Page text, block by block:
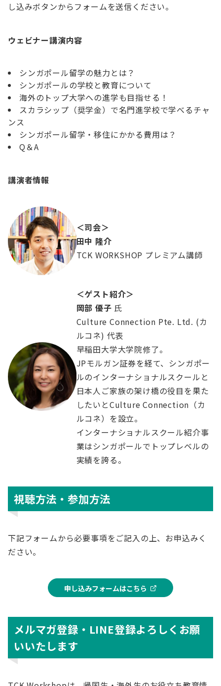
し込みボタンからフォームを送信ください。
ウェビナー講演内容
シンガポール留学の魅力とは？
シンガポールの学校と教育について
海外のトップ大学への進学も目指せる！
スカラシップ（奨学金）で名門進学校で学べるチャ
ンス
シンガポール留学・移住にかかる費用は？
Q＆A
講演者情報
＜司会＞
田中 隆介
TCK WORKSHOP プレミアム講師
＜ゲスト紹介＞
岡部 優子 氏
Culture Connection Pte. Ltd. (カ
ルコネ) 代表
早稲田大学大学院修了。
JPモルガン証券を経て、シンガポー
ルのインターナショナルスクールと
日本人ご家族の架け橋の役目を果た
したいとCulture Connection（カ
ルコネ）を設立。
インターナショナルスクール紹介事
業はシンガポールでトップレベルの
実績を誇る。
視聴方法・参加方法
下記フォームから必要事項をご記入の上、お申込みく
ださい。
申し込みフォームはこちら
メルマガ登録・LINE登録よろしくお願
いいたします